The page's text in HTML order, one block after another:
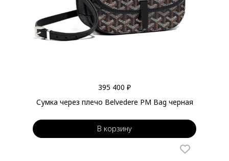
395 400 ₽
Сумка через плечо Belvedere PM Bag черная
В корзину